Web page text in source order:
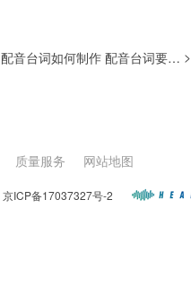
配音台词如何制作 配音台词要求有哪些 >
质量服务 网站地图
京ICP备17037327号-2